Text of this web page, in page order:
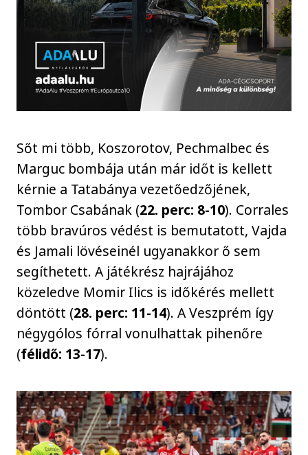
Sőt mi több, Koszorotov, Pechmalbec és
Marguc bombája után már időt is kellett
kérnie a Tatabánya vezetőedzőjének,
Tombor Csabának (22. perc: 8-10). Corrales
több bravúros védést is bemutatott, Vajda
és Jamali lövéseinél ugyanakkor ő sem
segíthetett. A játékrész hajrájához
közeledve Momir Ilics is időkérés mellett
döntött (28. perc: 11-14). A Veszprém így
négygólos fórral vonulhattak pihenőre
(félidő: 13-17).